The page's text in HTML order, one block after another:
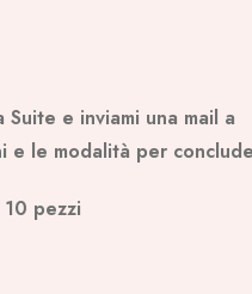
e inviami una mail a
le modalità per
pezzi